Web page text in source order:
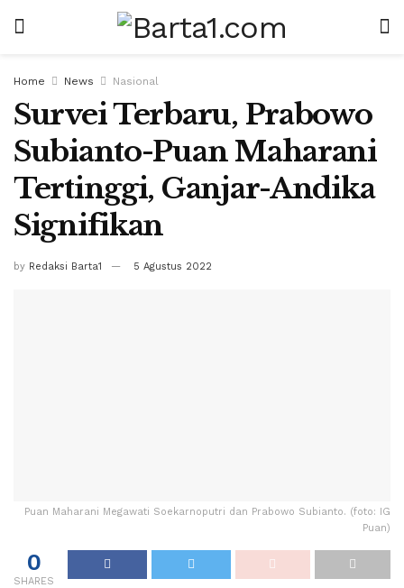
Home News Nasional
Survei Terbaru, Prabowo
Subianto-Puan Maharani
Tertinggi, Ganjar-Andika
Signifikan
by Redaksi Barta1 5 Agustus 2022
Puan Maharani Megawati Soekarnoputri dan Prabowo Subianto. (foto: IG
Puan)
0
SHARES